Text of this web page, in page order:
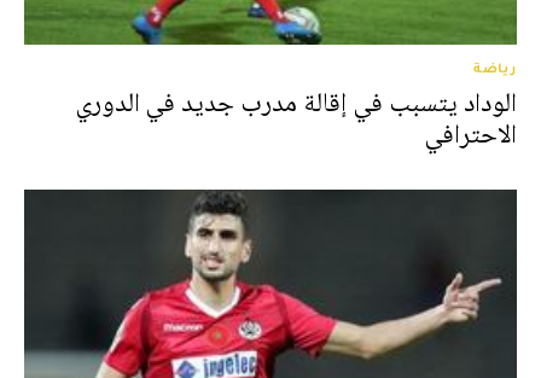
رياضة
الوداد يتسبب في إقالة مدرب جديد في الدوري
الاحترافي